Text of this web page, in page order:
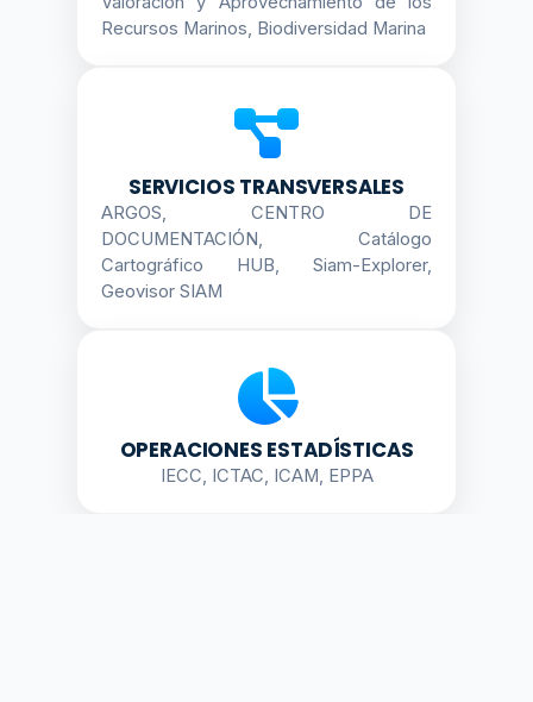
Recursos Marinos, Biodiversidad Marina
SERVICIOS TRANSVERSALES
ARGOS, CENTRO DE
DOCUMENTACIÓN, Catálogo
Cartográfico HUB, Siam-Explorer,
Geovisor SIAM
OPERACIONES ESTADÍSTICAS
IECC, ICTAC, ICAM, EPPA